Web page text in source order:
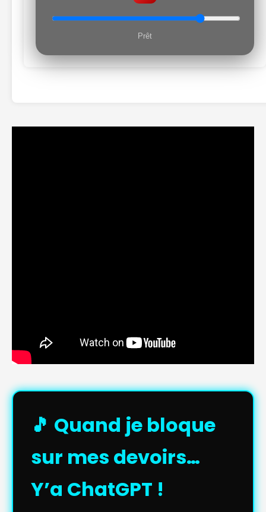
Prêt
🎵 Quand je bloque
sur mes devoirs…
Y’a ChatGPT !